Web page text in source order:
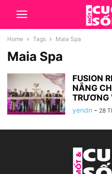
Home Tags Maia Spa
Maia Spa
FUSION
NẴNG
TRƯƠNG
yendn - 28